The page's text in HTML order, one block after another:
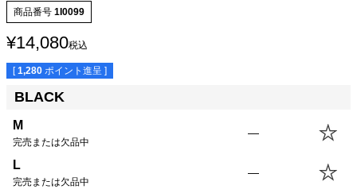
SIZE 身丈 身幅
商品番号 1I0099
¥14,080税込
[ 1,280 ポイント進呈 ]
BLACK
M
完売または欠品中
—
L
完売または欠品中
—